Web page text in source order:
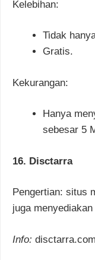
Kelebihan:
Tidak
Gratis.
Kekurangan:
Hanya
sebesar 5
16. Disctarra
Pengertian: situs
juga
Info: disctarra.com